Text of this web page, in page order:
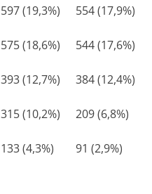
597 (19,3%) 554 (17,9%)
575 (18,6%) 544 (17,6%)
393 (12,7%) 384 (12,4%)
315 (10,2%) 209 (6,8%)
133 (4,3%) 91 (2,9%)